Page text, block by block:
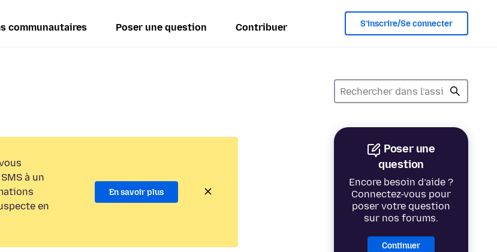
communautaires Poser une question Contribuer S’inscrire/Se connecter
Poser une
question
Encore besoin d’aide ?
Connectez-vous pour
poser votre question
sur nos forums.
Continuer
à un
en
En savoir plus